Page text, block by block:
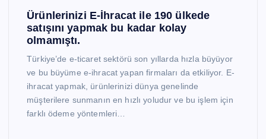
Ürünlerinizi E-İhracat ile 190 ülkede
satışını yapmak bu kadar kolay
olmamıştı.
Türkiye’de e-ticaret sektörü son yıllarda hızla büyüyor
ve bu büyüme e-ihracat yapan firmaları da etkiliyor. E-
ihracat yapmak, ürünlerinizi dünya genelinde
müşterilere sunmanın en hızlı yoludur ve bu işlem için
farklı ödeme yöntemleri…